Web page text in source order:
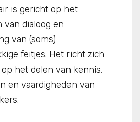
is gericht op het
van dialoog en
van (soms)
feitjes. Het richt zich
het delen van kennis,
en vaardigheden van